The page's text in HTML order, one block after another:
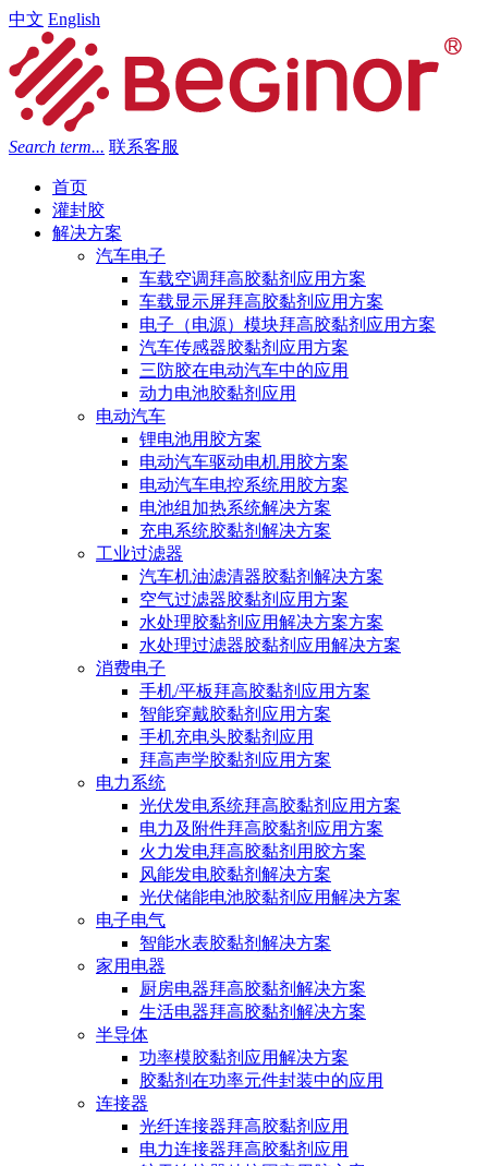
中文 English
Search term... 联系客服
首页
灌封胶
解决方案
汽车电子
车载空调拜高胶黏剂应用方案
车载显示屏拜高胶黏剂应用方案
电子（电源）模块拜高胶黏剂应用方案
汽车传感器胶黏剂应用方案
三防胶在电动汽车中的应用
动力电池胶黏剂应用
电动汽车
锂电池用胶方案
电动汽车驱动电机用胶方案
电动汽车电控系统用胶方案
电池组加热系统解决方案
充电系统胶黏剂解决方案
工业过滤器
汽车机油滤清器胶黏剂解决方案
空气过滤器胶黏剂应用方案
水处理胶黏剂应用解决方案方案
水处理过滤器胶黏剂应用解决方案
消费电子
手机/平板拜高胶黏剂应用方案
智能穿戴胶黏剂应用方案
手机充电头胶黏剂应用
拜高声学胶黏剂应用方案
电力系统
光伏发电系统拜高胶黏剂应用方案
电力及附件拜高胶黏剂应用方案
火力发电拜高胶黏剂用胶方案
风能发电胶黏剂解决方案
光伏储能电池胶黏剂应用解决方案
电子电气
智能水表胶黏剂解决方案
家用电器
厨房电器拜高胶黏剂解决方案
生活电器拜高胶黏剂解决方案
半导体
功率模胶黏剂应用解决方案
胶黏剂在功率元件封装中的应用
连接器
光纤连接器拜高胶黏剂应用
电力连接器拜高胶黏剂应用